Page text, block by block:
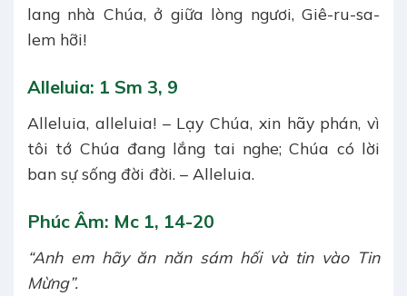
lang nhà Chúa, ở giữa lòng ngươi, Giê-ru-sa-
lem hỡi!
Alleluia: 1 Sm 3, 9
Alleluia, alleluia! – Lạy Chúa, xin hãy phán, vì
tôi tớ Chúa đang lắng tai nghe; Chúa có lời
ban sự sống đời đời. – Alleluia.
Phúc Âm: Mc 1, 14-20
“Anh em hãy ăn năn sám hối và tin vào Tin
Mừng”.